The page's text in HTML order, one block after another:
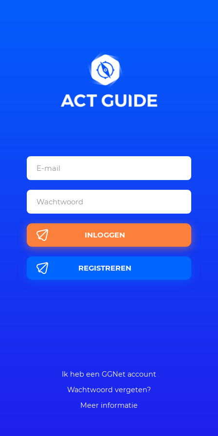
INLOGGEN
REGISTREREN
Ik heb een GGNet account
Wachtwoord vergeten?
Meer informatie